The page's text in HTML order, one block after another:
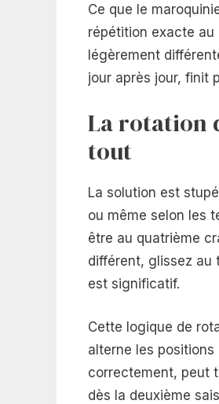
Ce que le
répétition exacte au
légèrement
jour après jour, finit
La rotation
tout
La solution est
ou même selon les
être au quatrième
différent, glissez au
est significatif.
Cette logique de
alterne les positions
correctement, peut
dès la deuxième